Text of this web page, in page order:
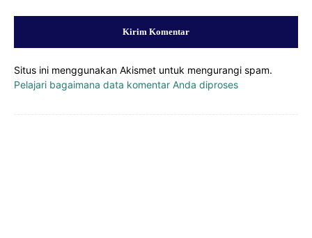
Situs ini menggunakan Akismet untuk mengurangi spam.
Pelajari bagaimana data komentar Anda diproses